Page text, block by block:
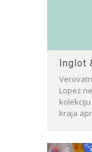
Inglot
Lopez
kraja